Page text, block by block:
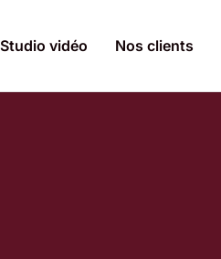
Studio vidéo Nos clients